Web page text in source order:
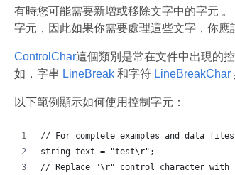
有時您可能需要新增或移除文字中的字元
字元，因此如果你需要處理這些文字，你應
ControlChar這個類別是常在文件中出現的
如，字串 LineBreak和字符 LineBreakChar
以下範例顯示如何使用控制字元：
// For complete examples and data
string text = "test\r";
// Replace "\r" control character